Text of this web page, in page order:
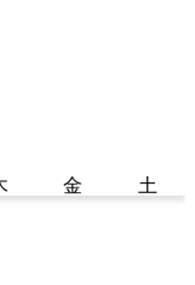
金 土